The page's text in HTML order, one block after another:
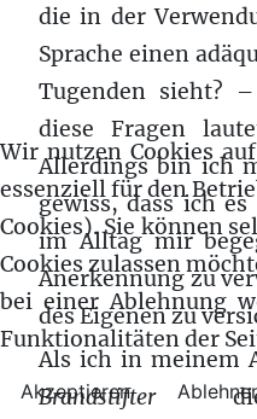
die in der
Sprache einen
Tugenden sieht?
diese Fragen
Allerdings bin ich
gewiss, dass ich
im Alltag mir
Anerkennung zu
des Eigenen zu
Als ich in meinem
Brandstifterdie
Wir nutzen Cookies
essenziell für den
Cookies). Sie können
Cookies zulassen
bei einer Ablehnung
Funktionalitäten der
Akzeptieren